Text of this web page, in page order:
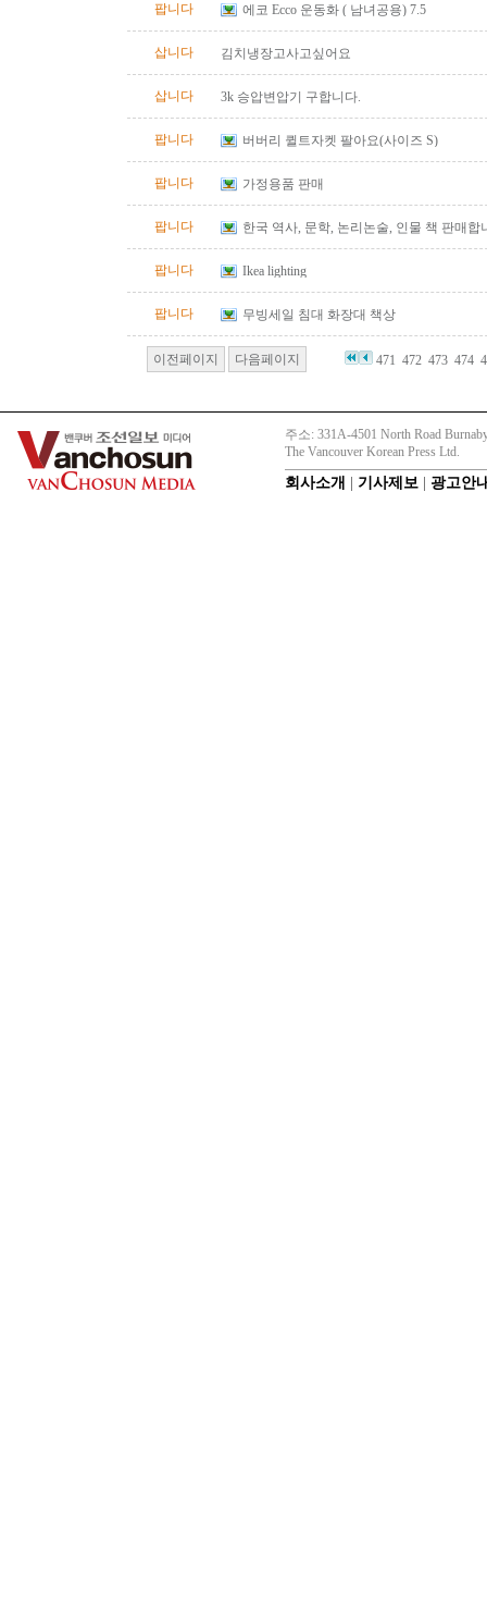
팝니다 에코 Ecco 운동화 ( 남녀공용) 7.5
삽니다 김치냉장고사고싶어요
삽니다 3k 승압변압기 구합니다.
팝니다 버버리 퀼트자켓 팔아요(사이즈 S)
팝니다 가정용품 판매
팝니다 한국 역사, 문학, 논리논술, 인물 책 판매합
팝니다 Ikea lighting
팝니다 무빙세일 침대 화장대 책상
이전페이지 다음페이지 471 472 473 474
주소: 331A-4501 North Road
The Vancouver Korean Press Ltd.
회사소개 기사제보 광고안